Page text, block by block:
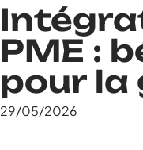
PME :
pour la
29/05/2026